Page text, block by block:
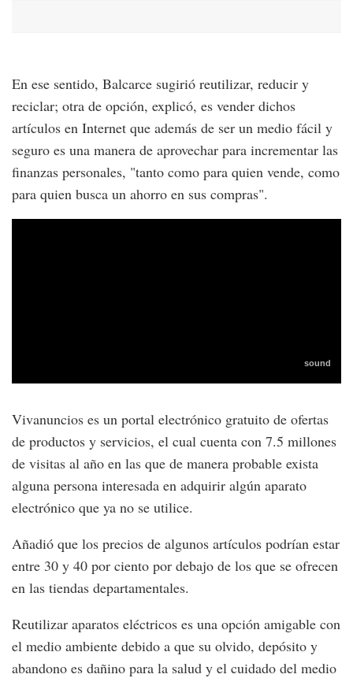
En ese sentido, Balcarce sugirió reutilizar, reducir y
reciclar; otra de opción, explicó, es vender dichos
artículos en Internet que además de ser un medio fácil y
seguro es una manera de aprovechar para incrementar las
finanzas personales, "tanto como para quien vende, como
para quien busca un ahorro en sus compras".
Vivanuncios es un portal electrónico gratuito de ofertas
de productos y servicios, el cual cuenta con 7.5 millones
de visitas al año en las que de manera probable exista
alguna persona interesada en adquirir algún aparato
electrónico que ya no se utilice.
Añadió que los precios de algunos artículos podrían estar
entre 30 y 40 por ciento por debajo de los que se ofrecen
en las tiendas departamentales.
Reutilizar aparatos eléctricos es una opción amigable con
el medio ambiente debido a que su olvido, depósito y
abandono es dañino para la salud y el cuidado del medio